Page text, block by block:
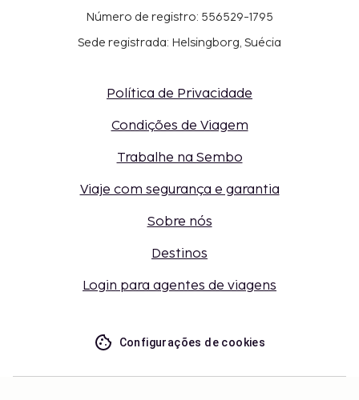
Número de registro: 556529-1795
Sede registrada: Helsingborg, Suécia
Política de Privacidade
Condições de Viagem
Trabalhe na Sembo
Viaje com segurança e garantia
Sobre nós
Destinos
Login para agentes de viagens
Configurações de cookies